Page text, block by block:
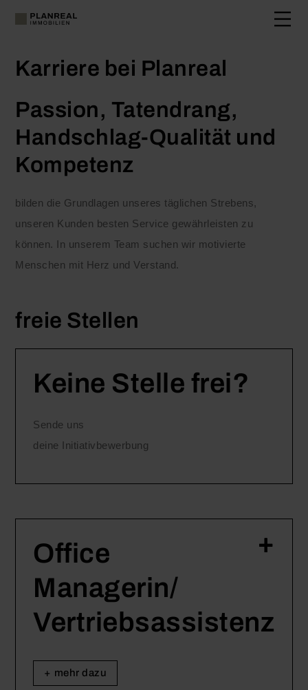
Karriere bei Planreal
Passion, Tatendrang,
Handschlag-Qualität und
Kompetenz
bilden die Grundlagen unseres täglichen Strebens,
unseren Kunden besten Service gewährleisten zu
können. In unserem Team suchen wir motivierte
Menschen mit Herz und Verstand.
freie Stellen
Keine Stelle frei?
Sende uns
deine Initiativbewerbung
Office
Managerin/
Vertriebs­assistenz
mehr dazu
+43 6474 28222